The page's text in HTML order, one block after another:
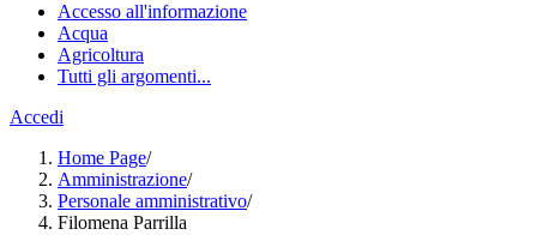
Accesso all'informazione
Acqua
Agricoltura
Tutti gli argomenti...
Accedi
Home Page/
Amministrazione/
Personale amministrativo/
Filomena Parrilla